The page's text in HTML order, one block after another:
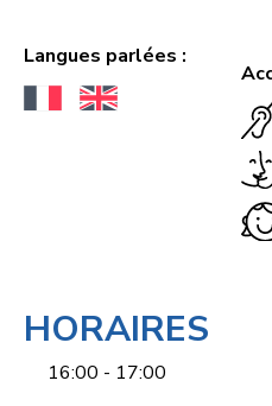
Langues parlées :
HORAIRES
16:00 - 17:00